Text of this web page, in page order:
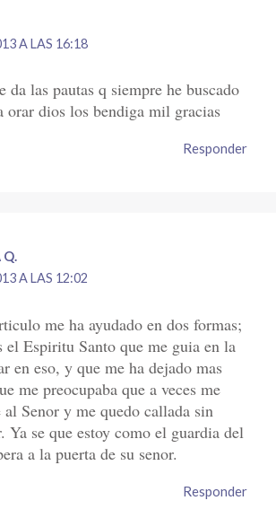
A LAS 16:18
da las pautas q siempre he buscado
orar dios los bendiga mil gracias
Responder
Q.
A LAS 12:02
me ha ayudado en dos formas;
el Espiritu Santo que me guia en la
en eso, y que me ha dejado mas
me preocupaba que a veces me
Senor y me quedo callada sin
Ya se que estoy como el guardia del
a la puerta de su senor.
Responder